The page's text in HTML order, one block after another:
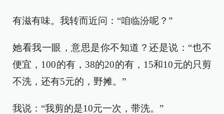
有滋有味。我转而近问：“咱临汾呢？”
她看我一眼，意思是你不知道？还是说：“也不
便宜，100的有，38的20的有，15和10元的只剪
不洗，还有5元的，野摊。”
我说：“我剪的是10元一次，带洗。”